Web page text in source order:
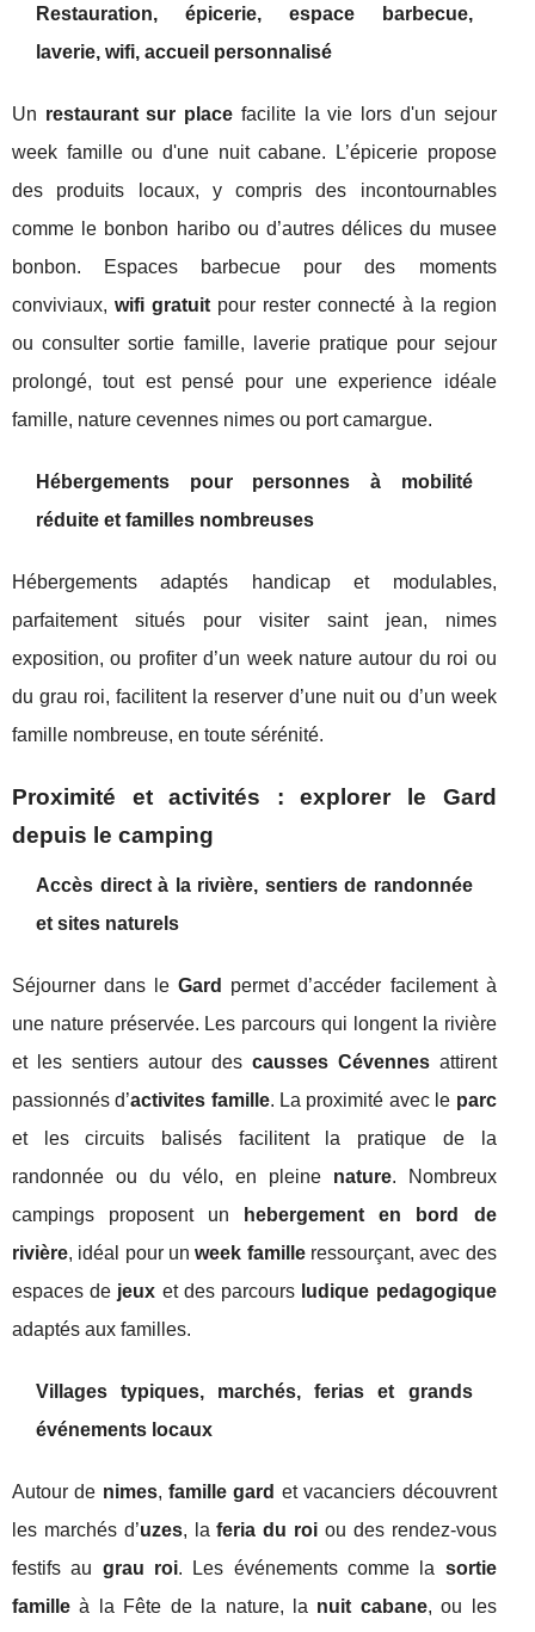
Restauration, épicerie, espace barbecue,
laverie, wifi, accueil personnalisé
Un restaurant sur place facilite la vie lors d'un sejour
week famille ou d'une nuit cabane. L’épicerie propose
des produits locaux, y compris des incontournables
comme le bonbon haribo ou d’autres délices du musee
bonbon. Espaces barbecue pour des moments
conviviaux, wifi gratuitpour rester connecté à la region
ou consulter sortie famille, laverie pratique pour sejour
prolongé, tout est pensé pour une experience idéale
famille, nature cevennes nimes ou port camargue.
Hébergements pour personnes à mobilité
réduite et familles nombreuses
Hébergements adaptés handicap et modulables,
parfaitement situés pour visiter saint jean, nimes
exposition, ou profiter d’un week nature autour du roi ou
du grau roi, facilitent la reserver d’une nuit ou d’un week
famille nombreuse, en toute sérénité.
Proximité et activités : explorer le Gard
depuis le camping
Accès direct à la rivière, sentiers de randonnée
et sites naturels
Séjourner dans leGard
permet d’accéder facilement à
une nature préservée. Les parcours qui longent la rivière
et les sentiers autour des causses Cévennesattirent
passionnés d’activites famille. La proximité avec le parc
et les circuits balisés facilitent la pratique de la
randonnée ou du vélo, en pleine nature. Nombreux
campings proposent un
hebergement en bord de
rivière, idéal pour unweek familleressourçant, avec des
espaces de jeux et des parcours ludique pedagogique
adaptés aux familles.
Villages typiques, marchés, ferias et grands
événements locaux
Autour de nimes,famille gard et vacanciers découvrent
les marchés d’uzes, laferia du roi ou des rendez-vous
festifs au grau roi. Les événements comme la sortie
famille à la Fête de la nature, la nuit cabane, ou les